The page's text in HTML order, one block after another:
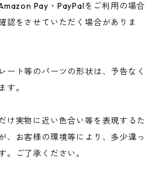
Pay・PayPalをご利用の場合
認をさせていただく場合がありま
ート等のパーツの形状は、予告なく
す。
け実物に近い色合い等を表現するた
、お客様の環境等により、多少違っ
。ご了承ください。